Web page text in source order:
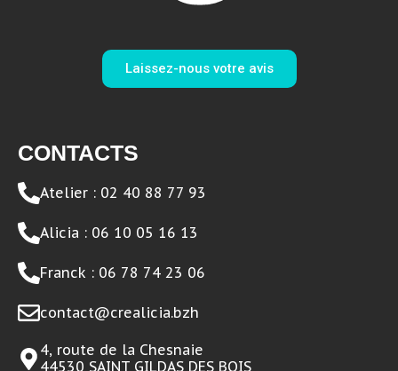
Laissez-nous votre avis
CONTACTS
Atelier : 02 40 88 77 93
Alicia : 06 10 05 16 13
Franck : 06 78 74 23 06
contact@crealicia.bzh
4, route de la Chesnaie
44530 SAINT GILDAS DES BOIS